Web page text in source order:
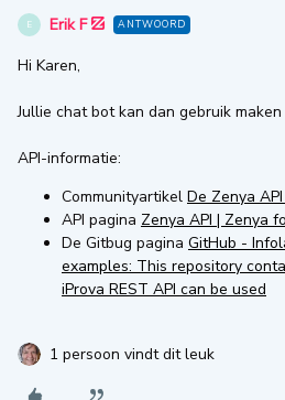
E Erik F ANTWOORD
Hi Karen,
Jullie chat bot kan dan gebruik maken
API-informatie:
Communityartikel De Zenya
API pagina Zenya API | Zenya
De Gitbug pagina GitHub -
examples: This repository
iProva REST API can be used
1 persoon vindt dit leuk